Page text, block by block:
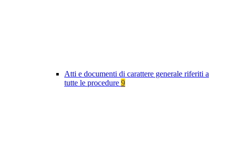
Atti e documenti di carattere generale riferiti a
tutte le procedure 9